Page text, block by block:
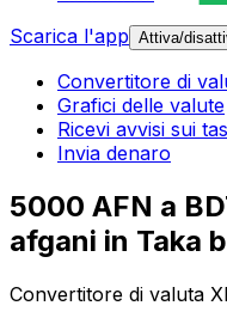
Scarica l'app Attiva/
Convertitore di
Grafici delle valute
Ricevi avvisi sui
Invia denaro
5000 AFN a
afgani in Taka
Convertitore di valuta